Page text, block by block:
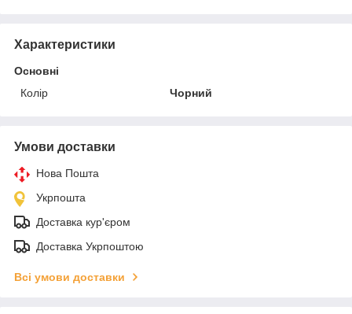
Характеристики
Основні
Колір
Чорний
Умови доставки
Нова Пошта
Укрпошта
Доставка кур'єром
Доставка Укрпоштою
Всі умови доставки